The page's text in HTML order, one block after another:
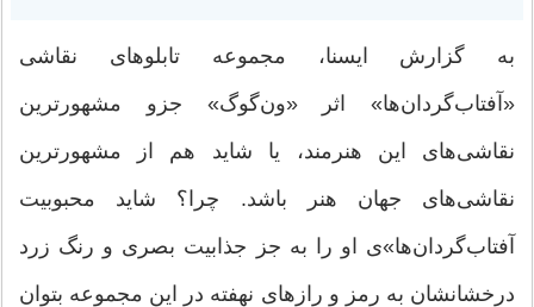
به گزارش ایسنا، مجموعه تابلوهای نقاشی
«آفتاب‌گردان‌ها» اثر «ون‌گوگ» جزو مشهورترین
نقاشی‌های این هنرمند، یا شاید هم از مشهورترین
نقاشی‌های جهان هنر باشد. چرا؟‌ شاید محبوبیت
آفتاب‌گردان‌ها»ی او را به جز جذابیت بصری و رنگ زرد
درخشانشان به رمز و رازهای نهفته در این مجموعه بتوان